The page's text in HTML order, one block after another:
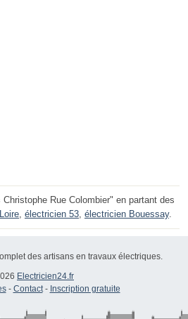
Rue Colombier" en partant des
électricien 53 électricien Bouessay.
des artisans en travaux électriques.
Electricien24.fr
- Contact- Inscription gratuite